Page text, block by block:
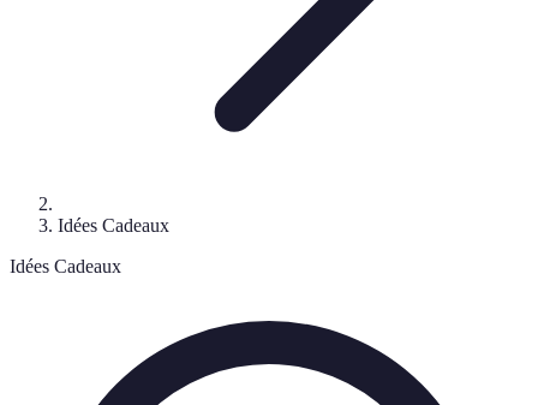
Idées Cadeaux
Idées Cadeaux